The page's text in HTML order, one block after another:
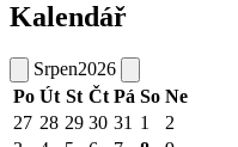
Kalendář
Srpen2026
Po Út St Čt Pá So Ne
27 28 29 30 31 1
2